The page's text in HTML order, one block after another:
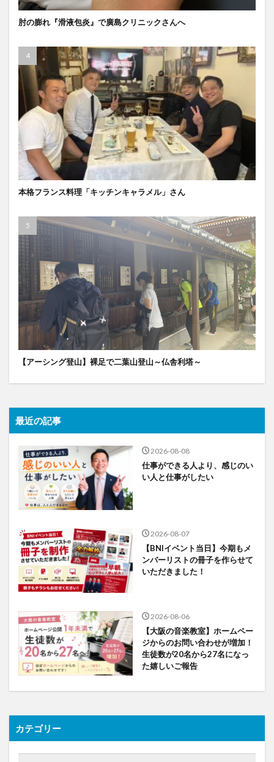
肘の膨れ『滑液包炎』で廣島クリニックさんへ
本格フランス料理「キッチンキャラメル」さん
【アーシング登山】裸足で二葉山登山～仏舎利塔～
最近の記事
2026-08-08
仕事ができる人より、感じのい
い人と仕事がしたい
2026-08-07
【BNIイベント当日】今期もメ
ンバーリストの冊子を作らせて
いただきました！
2026-08-06
【大阪の音楽教室】ホームペー
ジからのお問い合わせが増加！
生徒数が20名から27名になっ
た嬉しいご報告
カテゴリー